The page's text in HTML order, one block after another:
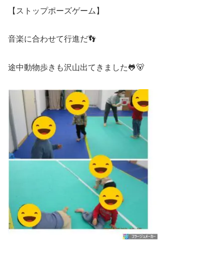
【ストップポーズゲーム】
音楽に合わせて行進だ👣
途中動物歩きも沢山出てきました🐸🐻